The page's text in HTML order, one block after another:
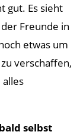
gut. Es sieht
Freunde in
etwas um
verschaffen,
alles
selbst